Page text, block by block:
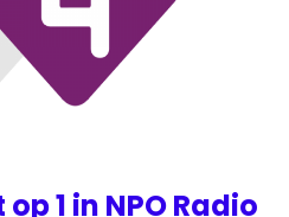
1 in NPO Radio